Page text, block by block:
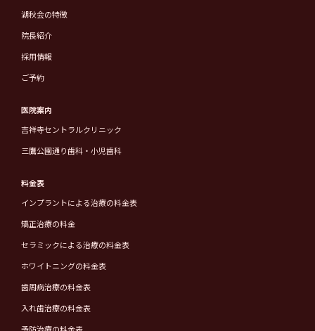
湖秋会の特徴
院長紹介
採用情報
ご予約
医院案内
吉祥寺セントラルクリニック
三鷹公園通り歯科・小児歯科
料金表
インプラントによる治療の料金表
矯正治療の料金
セラミックによる治療の料金表
ホワイトニングの料金表
歯周病治療の料金表
入れ歯治療の料金表